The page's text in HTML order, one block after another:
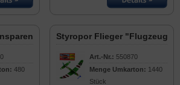
Klassiker, klein" 10cm
480
Styropor Flieger "Flugzeug"
Art.-Nr.: 550870
Menge Umkarton: 1440
Stück